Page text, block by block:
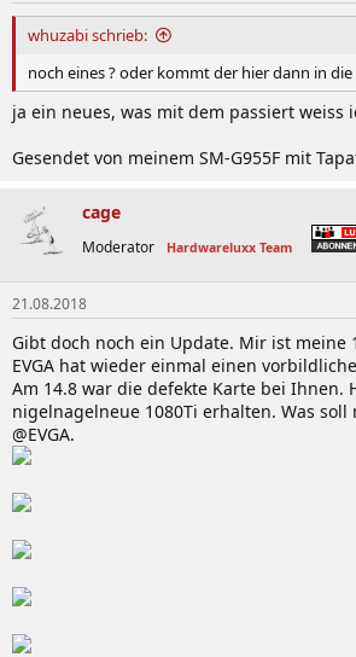
whuzabi schrieb:
noch eines ? oder kommt der hier dann in
ja ein neues, was mit dem passiert weiss
Gesendet von meinem SM-G955F mit
cage
Moderator Hardwareluxx Team
21.08.2018
Gibt doch noch ein Update. Mir ist meine
EVGA hat wieder einmal einen
Am 14.8 war die defekte Karte bei Ihnen.
nigelnagelneue 1080Ti erhalten. Was soll
@EVGA.